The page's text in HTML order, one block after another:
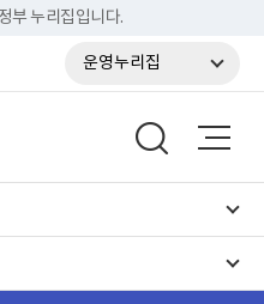
부 누리집입니다.
운영누리집